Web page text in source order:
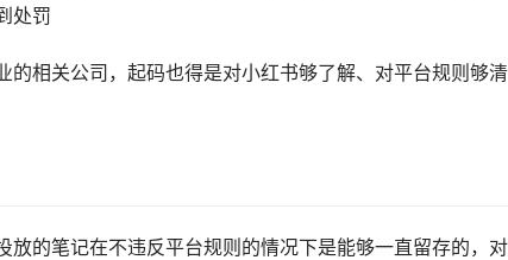
处罚
相关公司，起码也得是对小红书够了解、对平台规则够清
的笔记在不违反平台规则的情况下是能够一直留存的，